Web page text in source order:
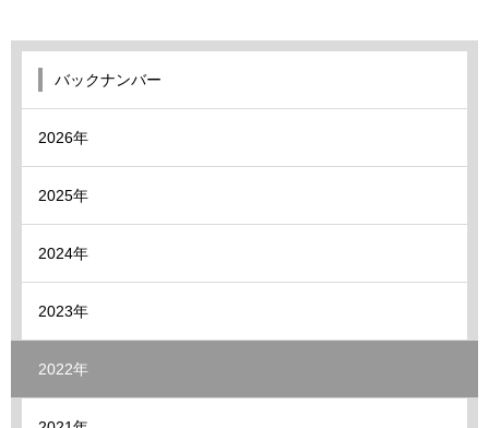
バックナンバー
2026年
2025年
2024年
2023年
2022年